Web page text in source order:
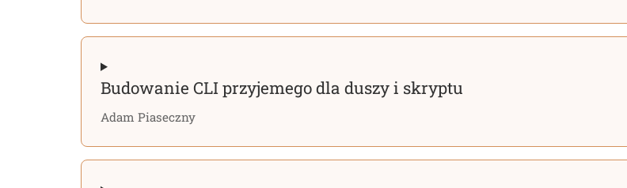
Budowanie CLI przyjemego dla duszy i skryptu
Adam Piaseczny